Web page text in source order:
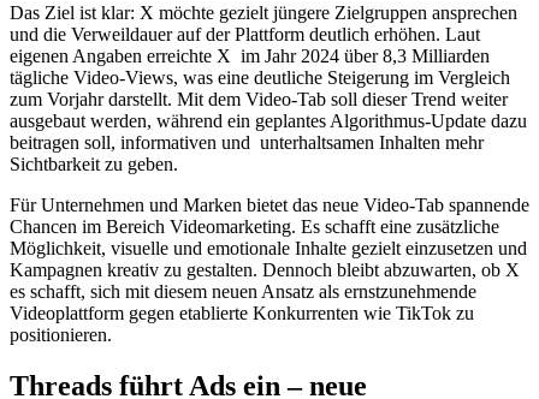
Das Ziel ist klar: X möchte gezielt jüngere Zielgruppen ansprechen
und die Verweildauer auf der Plattform deutlich erhöhen. Laut
eigenen Angaben erreichte X im Jahr 2024 über 8,3 Milliarden
tägliche Video-Views, was eine deutliche Steigerung im Vergleich
zum Vorjahr darstellt. Mit dem Video-Tab soll dieser Trend weiter
ausgebaut werden, während ein geplantes Algorithmus-Update dazu
beitragen soll, informativen und unterhaltsamen Inhalten mehr
Sichtbarkeit zu geben.
Für Unternehmen und Marken bietet das neue Video-Tab spannende
Chancen im Bereich Videomarketing. Es schafft eine zusätzliche
Möglichkeit, visuelle und emotionale Inhalte gezielt einzusetzen und
Kampagnen kreativ zu gestalten. Dennoch bleibt abzuwarten, ob X
es schafft, sich mit diesem neuen Ansatz als ernstzunehmende
Videoplattform gegen etablierte Konkurrenten wie TikTok zu
positionieren.
Threads führt Ads ein – neue